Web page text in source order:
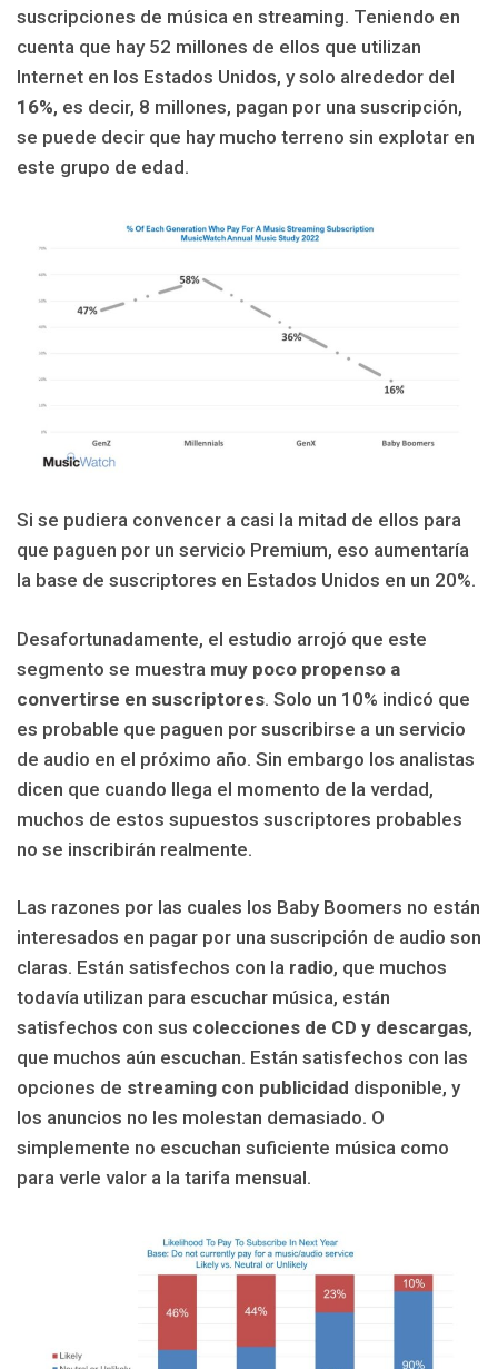
suscripciones de música en streaming. Teniendo en
cuenta que hay 52 millones de ellos que utilizan
Internet en los Estados Unidos, y solo alrededor del
16%, es decir, 8 millones, pagan por una suscripción,
se puede decir que hay mucho terreno sin explotar en
este grupo de edad.
Si se pudiera convencer a casi la mitad de ellos para
que paguen por un servicio Premium, eso aumentaría
la base de suscriptores en Estados Unidos en un 20%.
Desafortunadamente, el estudio arrojó que este
segmento se muestra muy poco propenso a
convertirse en suscriptores. Solo un 10% indicó que
es probable que paguen por suscribirse a un servicio
de audio en el próximo año. Sin embargo los analistas
dicen que cuando llega el momento de la verdad,
muchos de estos supuestos suscriptores probables
no se inscribirán realmente.
Las razones por las cuales los Baby Boomers no están
interesados en pagar por una suscripción de audio son
claras. Están satisfechos con la radio, que muchos
todavía utilizan para escuchar música, están
satisfechos con sus colecciones de CD y descargas,
que muchos aún escuchan. Están satisfechos con las
opciones de streaming con publicidad disponible, y
los anuncios no les molestan demasiado. O
simplemente no escuchan suficiente música como
para verle valor a la tarifa mensual.